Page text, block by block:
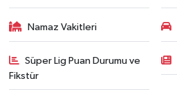
Namaz Vakitleri
Süper Lig Puan Durumu ve
Fikstür